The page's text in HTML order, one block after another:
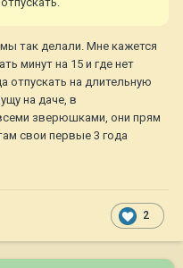
так делали. Мне кажется
минут на 15 и где нет
отпускать на длительную
на даче, в
зверюшками, они прям
свои первые 3 года
2